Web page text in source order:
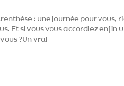
: une journée pour vous,
Et si vous vous accordiez enfin
?Un vrai